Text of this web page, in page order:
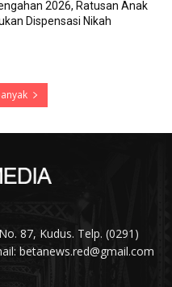
2026, Ratusan Anak
Dispensasi Nikah
87, Kudus. Telp. (0291)
betanews.red@gmail.com